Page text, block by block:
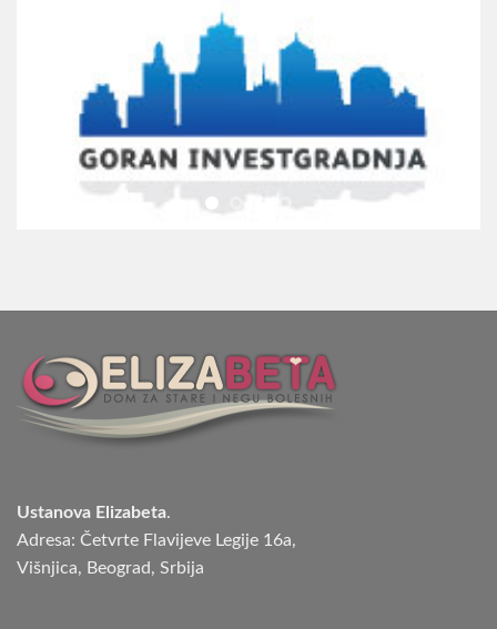
Ustanova Elizabeta.
Adresa: Četvrte Flavijeve Legije 16a,
Višnjica, Beograd, Srbija